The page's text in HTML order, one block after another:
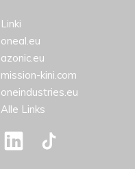
Linki
oneal.eu
azonic.eu
mission-kini.com
oneindustries.eu
Alle Links